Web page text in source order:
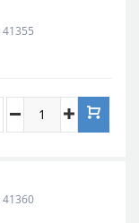
41355
41360